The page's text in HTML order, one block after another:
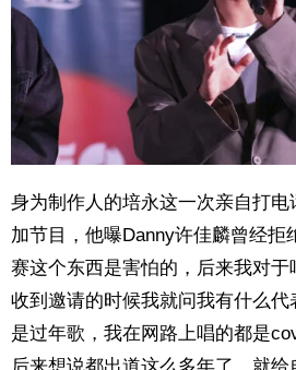
身为制作人的培永这一次亲自打电
加节目，他曝Danny许佳麟曾经拒
赛这个东西是害怕的，后来我对
收到邀请的时候我就问我有什么
是过年歌，我在网路上唱的都是